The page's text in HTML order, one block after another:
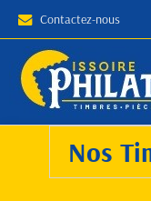
Contactez-nous
Nos